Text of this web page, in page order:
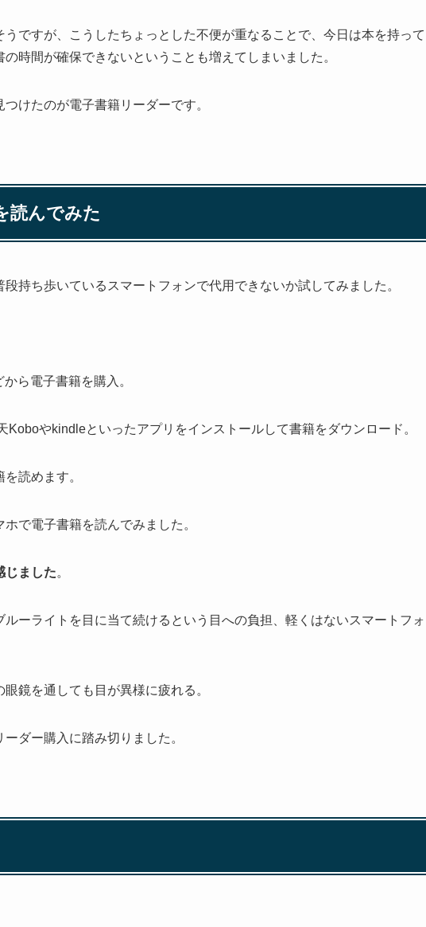
ですが、こうしたちょっとした不便が重なることで、今日は本を持って
時間が確保できないということも増えてしまいました。
けたのが電子書籍リーダーです。
読んでみた
持ち歩いているスマートフォンで代用できないか試してみました。
ら電子書籍を購入。
Koboやkindleといったアプリをインストールして書籍をダウンロード。
読めます。
で電子書籍を読んでみました。
じました。
ーライトを目に当て続けるという目への負担、軽くはないスマートフォ
鏡を通しても目が異様に疲れる。
ダー購入に踏み切りました。